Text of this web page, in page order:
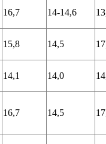
16,7 14-14,6
15,8 14,5
14,1 14,0
16,7 14,5